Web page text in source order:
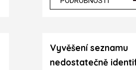
Vyvěšení seznamu
nedostatečně